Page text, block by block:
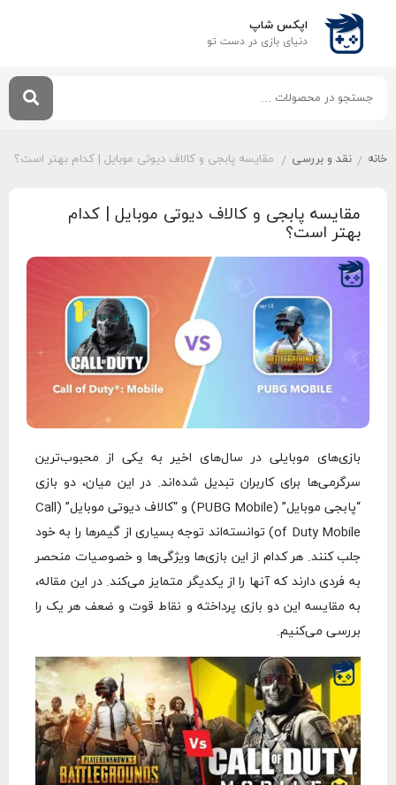
اپکس شاپ
دنیای بازی‌ در دست تو
خانه / نقد و بررسی / مقایسه پابجی و کالاف دیوتی موبایل | کدام بهتر است؟
مقایسه پابجی و کالاف دیوتی موبایل | کدام
بهتر است؟
بازی‌های موبایلی در سال‌های اخیر به یکی از محبوب‌ترین
سرگرمی‌ها برای کاربران تبدیل شده‌اند. در این میان، دو بازی
“پابجی موبایل” (PUBG Mobile) و “کالاف دیوتی موبایل” (Call
of Duty Mobile) توانسته‌اند توجه بسیاری از گیمرها را به خود
جلب کنند. هر کدام از این بازی‌ها ویژگی‌ها و خصوصیات منحصر
به فردی دارند که آنها را از یکدیگر متمایز می‌کند. در این مقاله،
به مقایسه این دو بازی پرداخته و نقاط قوت و ضعف هر یک را
بررسی می‌کنیم.